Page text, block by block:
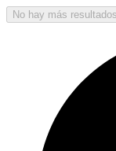
No hay más resultados